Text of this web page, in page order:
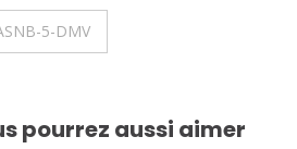
5-DMV
pourrez aussi aimer